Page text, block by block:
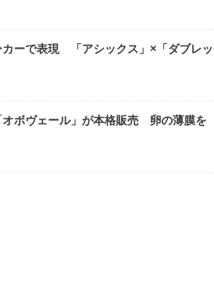
カーで表現 「アシックス」×「ダブレッ
オボヴェール」が本格販売 卵の薄膜を